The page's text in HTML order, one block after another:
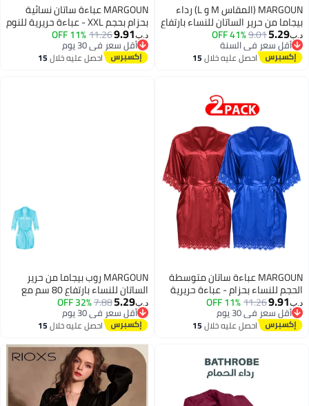
2
MARGOUN (المقاس M و L) رداء
بيجاما من حرير الساتان للنساء بارتفاع
80 سم، فستان نوم قصير بأكمام
دانتيل، ملابس داخلية، ملابس نوم،
فستان نوم صغير - وردي
د.ب‏5.29
9.01
41% OFF
أقل سعر في السنة
أقل سعر في السنة
احصل عليه خلال15
MARGOUN عباءة ساتان نسائية
بحزام بحجم XXL - عباءة حريرية للنوم
- عباءة زفاف - كيمونو بأكمام
96 / الخصر: 76-80)
د.ب‏9.91
11.26
11% OFF
أقل سعر في 30 يوم
أقل سعر في 30 يوماحصل عليه خلال15
MARGOUN عباءة ساتان متوسطة
الحجم للنساء بحزام - عباءة حريرية
لملابس النوم - عباءة عروس -
كيمونو بأكمام دانتيل - ثوب نوم /م
(الصدر: 80-84 / الخصر: 64-68)
د.ب‏9.91
11.26
11% OFF
أقل سعر في 30 يوم
أقل سعر في 30 يوماحصل عليه خلال15
2
MARGOUN روب بيجاما من حرير
الساتان للنساء بارتفاع 80 سم مع
أكمام قصيرة من الدانتيل، ملابس
نوم داخلية، ملابس نوم، فستان نوم
قصير، روب بحجم مجاني
د.ب‏5.29
7.88
32% OFF
أقل سعر في 30 يوم
أقل سعر في 30 يوماحصل عليه خلال15